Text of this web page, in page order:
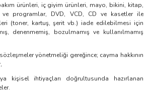
ürünleri, iç giyim ürünleri, mayo, bikini, kitap,
ve programlar, DVD, VCD, CD ve kasetler ile
(toner, kartuş, şerit vb.) iade edilebilmesi için
denenmemiş, bozulmamış ve kullanılmamış
yönetmeliği gereğince; cayma hakkının
kişisel ihtiyaçları doğrultusunda hazırlanan